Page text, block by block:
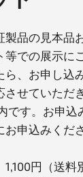
品の見本品
等での展示に
、お申し込
せていただ
です。お申込
申込みくださ
円（送料